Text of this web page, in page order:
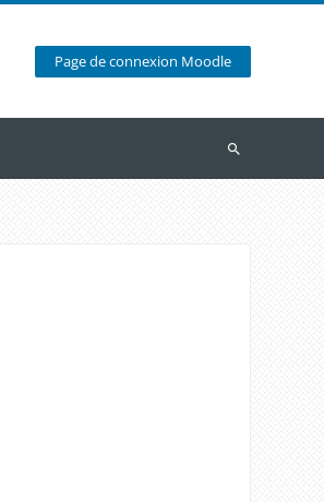
Page de connexion Moodle
Recherche